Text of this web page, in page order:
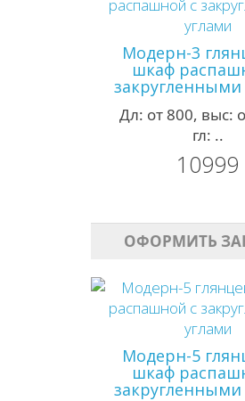
Модерн-3
шкаф
закругленными
Дл: от 800, выс:
гл: ..
10999
ОФОРМИТЬ
Модерн-5
шкаф
закругленными